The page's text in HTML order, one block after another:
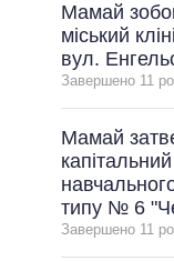
Мамай
міський
вул.
Завершено 11
Мамай
типу № 6
Завершено 11